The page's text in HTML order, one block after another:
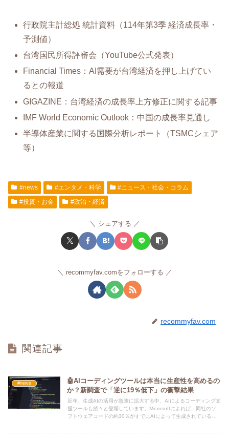
行政院主計総処 統計資料（114年第3季 経済成長率・
予測値）
台湾国民所得評審会（YouTube公式発表）
Financial Times：AI需要が台湾経済を押し上げてい
るとの報道
GIGAZINE：台湾経済の成長率上方修正に関する記事
IMF World Economic Outlook：中国の成長率見通し
半導体産業に関する国際分析レポート（TSMCシェア
等）
#news #エンタメ・科学
#ニュース・社会・コラム
#投資・お金
#政治・経済
シェアする
recommyfav.comをフォローする
recommyfav.com
関連記事
#news
🤖AIコーディングツールは本当に生産性を高めるの
か？新調査で「逆に19％低下」の衝撃結果
近年、生成AIの活用が急速に拡大する中、AIによるコーディング支
援ツールも続々と登場しています。Microsoftによれば、同社のソ
フトウェアコードの約30％がすでにAIによって生成されていると